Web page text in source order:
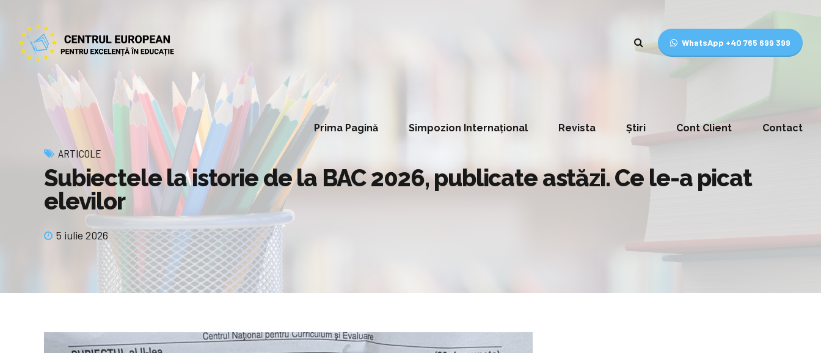
WhatsApp +40 765 699 399
Prima Pagină Simpozion Internațional Revista Știri Cont Client Contact
ARTICOLE
Subiectele la istorie de la BAC 2026, publicate astăzi. Ce le-a picat
elevilor
5 iulie 2026